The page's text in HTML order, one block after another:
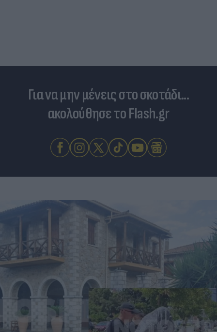
Για να μην μένεις στο σκοτάδι...
ακολούθησε το Flash.gr